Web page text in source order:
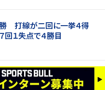
打線が二回に一挙４得
１失点で４勝目